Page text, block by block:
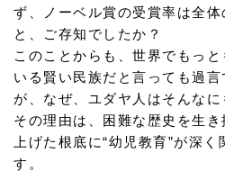
ず、ノーベル賞の受賞率は全
と、ご存知でしたか？
このことからも、世界でもっ
いる賢い民族だと言っても過
が、なぜ、ユダヤ人はそんなに
その理由は、困難な歴史を生
上げた根底に“幼児教育”が深
す。